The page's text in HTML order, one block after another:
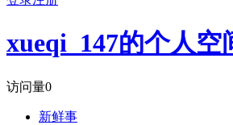
xueqi_147的个人空
访问量0
新鲜事